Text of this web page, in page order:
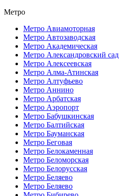
Метро
Метро Авиамоторная
Метро Автозаводская
Метро Академическая
Метро Александровский сад
Метро Алексеевская
Метро Алма-Атинская
Метро Алтуфьево
Метро Аннино
Метро Арбатская
Метро Аэропорт
Метро Бабушкинская
Метро Балтийская
Метро Бауманская
Метро Беговая
Метро Белокаменная
Метро Беломорская
Метро Белорусская
Метро Беляево
Метро Беляево